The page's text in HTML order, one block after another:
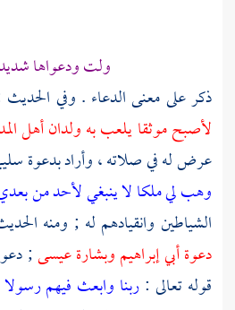
ولت ودعواها
ذكر على معنى الدعاء . وفي
لأصبح موثقا يلعب به ولدان أهل
عرض له في صلاته ، وأراد بدعوة
وهب لي ملكا لا ينبغي لأحد من
الشياطين وانقيادهم له ; ومنه
دعوة أبيإبراهيموبشارةعيسى;
قوله تعالى :ربنا وابعث فيهم